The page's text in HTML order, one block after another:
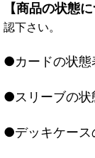
【商品の状態に
認下さい。
●カードの状態
●スリーブの状
●デッキケース